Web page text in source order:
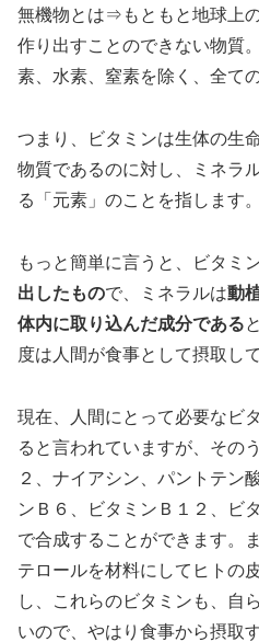
無機物とは⇒もともと地球上
作り出すことのできない物質
素、水素、窒素を除く、全て
つまり、ビタミンは生体の生
物質であるのに対し、ミネラ
る「元素」のことを指します。
もっと簡単に言うと、ビタミン
出したもので、ミネラルは動
体内に取り込んだ成分である
度は人間が食事として摂取し
現在、人間にとって必要なビ
ると言われていますが、その
２、ナイアシン、パントテン
ンＢ６、ビタミンＢ１２、ビ
で合成することができます。
テロールを材料にしてヒトの
し、これらのビタミンも、自
いので、やはり食事から摂取